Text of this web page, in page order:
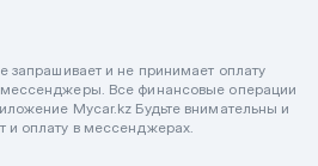
запрашивает и не принимает оплату
мессенджеры. Все финансовые операции
Mycar.kz Будьте внимательны и
и оплату в мессенджерах.